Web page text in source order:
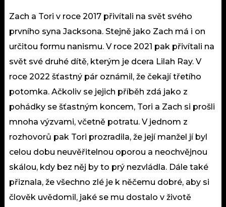
Zach a Tori v roce 2017 přivítali na svět svého
prvního syna Jacksona. Stejně jako Zach má i on
určitou formu nanismu. V roce 2021 pak přivítali na
svět své druhé dítě, kterým je dcera Lilah Ray. V
roce 2022 šťastný pár oznámil, že čekají třetího
potomka. Ačkoliv se jejich příběh zdá jako z
pohádky se šťastným koncem, Tori a Zach si prošli
mnoha výzvami, včetně potratu. V jednom z
rozhovorů pak Tori prozradila, že její manžel jí byl
celou dobu neuvěřitelnou oporou a neochvějnou
skálou, kdy bez něj by to prý nezvládla. Dále také
přiznala, že všechno zlé je k něčemu dobré, aby si
člověk uvědomil, jaké se mu dostalo v životě